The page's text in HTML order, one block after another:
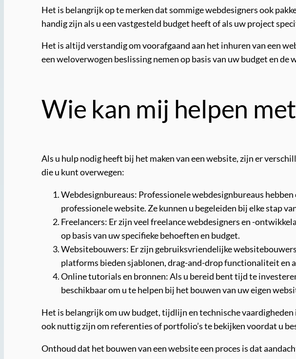
Het is belangrijk op te merken dat sommige webdesigners ook
handig zijn als u een vastgesteld budget heeft of als uw project
Het is altijd verstandig om voorafgaand aan het inhuren van een
een weloverwogen beslissing nemen op basis van uw budget en
Wie kan mij helpen
Als u hulp nodig heeft bij het maken van een website, zijn er
die u kunt overwegen:
Webdesignbureaus: Professionele webdesignbureaus
professionele website. Ze kunnen u begeleiden bij elke stap
Freelancers: Er zijn veel freelance webdesigners en -
op basis van uw specifieke behoeften en budget.
Websitebouwers: Er zijn gebruiksvriendelijke
platforms bieden sjablonen, drag-and-drop functionaliteit en
Online tutorials en bronnen: Als u bereid bent tijd te
beschikbaar om u te helpen bij het bouwen van uw eigen
Het is belangrijk om uw budget, tijdlijn en technische
ook nuttig zijn om referenties of portfolio’s te bekijken voordat u
Onthoud dat het bouwen van een website een proces is dat